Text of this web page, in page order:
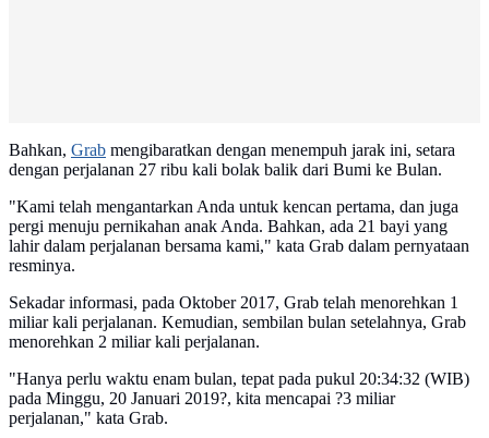
Bahkan, Grab mengibaratkan dengan menempuh jarak ini, setara
dengan perjalanan 27 ribu kali bolak balik dari Bumi ke Bulan.
"Kami telah mengantarkan Anda untuk kencan pertama, dan juga
pergi menuju pernikahan anak Anda. Bahkan, ada 21 bayi yang
lahir dalam perjalanan bersama kami," kata Grab dalam pernyataan
resminya.
Sekadar informasi, pada Oktober 2017, Grab telah menorehkan 1
miliar kali perjalanan. Kemudian, sembilan bulan setelahnya, Grab
menorehkan 2 miliar kali perjalanan.
"Hanya perlu waktu enam bulan, tepat pada pukul 20:34:32 (WIB)
pada Minggu, 20 Januari 2019?, kita mencapai ?3 miliar
perjalanan," kata Grab.